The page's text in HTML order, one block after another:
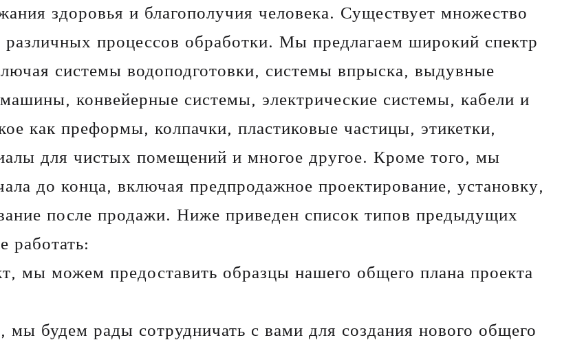
здоровья и благополучия человека. Существует множество
процессов обработки. Мы предлагаем широкий спектр
системы водоподготовки, системы впрыска, выдувные
конвейерные системы, электрические системы, кабели и
как преформы, колпачки, пластиковые частицы, этикетки,
для чистых помещений и многое другое. Кроме того, мы
до конца, включая предпродажное проектирование, установку,
после продажи. Ниже приведен список типов предыдущих
работать:
мы можем предоставить образцы нашего общего плана проекта
будем рады сотрудничать с вами для создания нового общего